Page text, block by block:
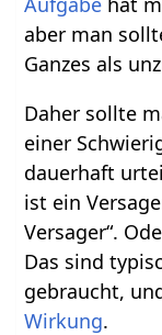
aber man
Ganzes als
Daher sollte
einer
dauerhaft
ist ein
Versager“.
Das sind
gebraucht,
Wirkung.